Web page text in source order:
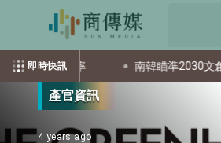
即時快訊
評估效率 南韓瞄準2030文創大國
產官資訊
4 years ago